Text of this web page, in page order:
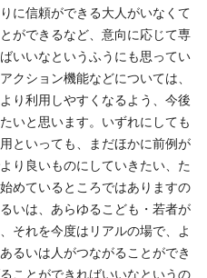
に信頼ができる大人がいなくて
ができるなど、意向に応じて専
いいなというふうにも思ってい
クション機能などについては、
り利用しやすくなるよう、今後
いと思います。いずれにしても
といっても、まだほかに前例が
り良いものにしていきたい、た
めているところではありますの
いは、あらゆるこども・若者が
それを今度はリアルの場で、よ
るいは人がつながることができ
ことができればいいなというの